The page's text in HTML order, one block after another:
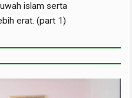
islam serta
erat. (part 1)